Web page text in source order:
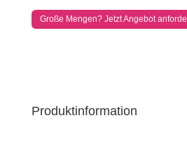
Große Mengen? Jetzt Angebot
Produktinformation